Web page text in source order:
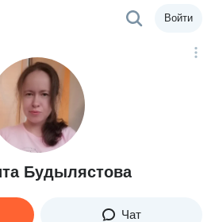
Войти
Будылястова
Чат